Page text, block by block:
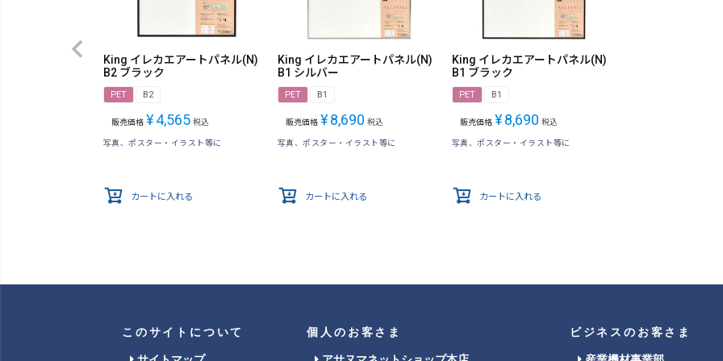
King イレカエアートパネル(N)
B2 ブラック
PET B2
販売価格 ¥4,565 税込
写真、ポスター・イラスト等に
カートに入れる
King イレカエアートパネル(N)
B1 シルバー
PET B1
販売価格 ¥8,690 税込
写真、ポスター・イラスト等に
カートに入れる
King イレカエアートパネル(N)
B1 ブラック
PET B1
販売価格 ¥8,690 税込
写真、ポスター・イラスト等に
カートに入れる
このサイトについて 個人のお客さま ビジネスのお客さま